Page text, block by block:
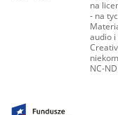
na
- na
audio
NC-